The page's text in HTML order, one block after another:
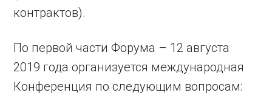
контрактов).
По первой части Форума – 12 августа
2019 года организуется международная
Конференция по следующим вопросам: